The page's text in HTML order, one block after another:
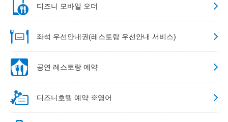
디즈니 모바일 오더
좌석 우선안내권(레스토랑 우선안내 서비스)
공연 레스토랑 예약
디즈니호텔 예약 ※영어